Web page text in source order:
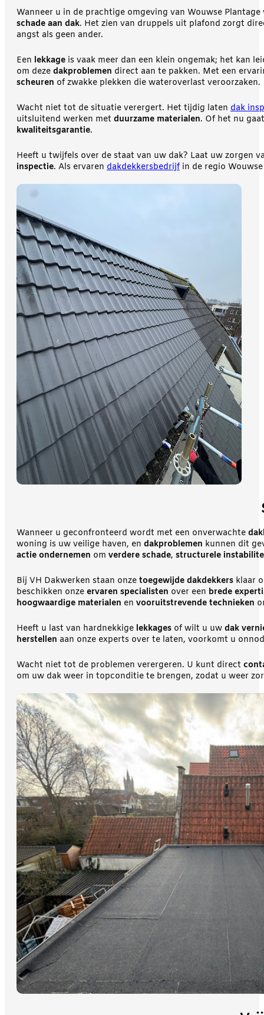
Wanneer u in de prachtige omgeving van Wouwse
schade aan dak. Het zien van druppels uit plafond zorgt
angst als geen ander.
Een lekkage is vaak meer dan een klein ongemak; het kan
om deze dakproblemen direct aan te pakken. Met een
scheuren of zwakke plekken die wateroverlast veroorzaken.
Wacht niet tot de situatie verergert. Het tijdig laten dak
uitsluitend werken met duurzame materialen. Of het nu
kwaliteitsgarantie.
Heeft u twijfels over de staat van uw dak? Laat uw zorgen
inspectie. Als ervaren dakdekkersbedrijf in de regio
Wanneer u geconfronteerd wordt met een onverwachte
woning is uw veilige haven, en dakproblemen kunnen dit
actie ondernemen om verdere schade, structurele
Bij VH Dakwerken staan onze toegewijde dakdekkers klaar
beschikken onze ervaren specialisten over een brede
hoogwaardige materialen en vooruitstrevende technieken
Heeft u last van hardnekkige lekkages of wilt u uw dak
herstellen aan onze experts over te laten, voorkomt u
Wacht niet tot de problemen verergeren. U kunt direct
om uw dak weer in topconditie te brengen, zodat u weer